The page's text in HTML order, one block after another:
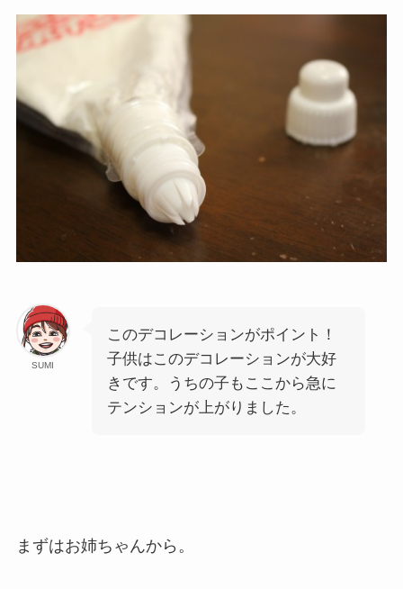
SUMI
このデコレーションがポイント！
子供はこのデコレーションが大好
きです。うちの子もここから急に
テンションが上がりました。
まずはお姉ちゃんから。